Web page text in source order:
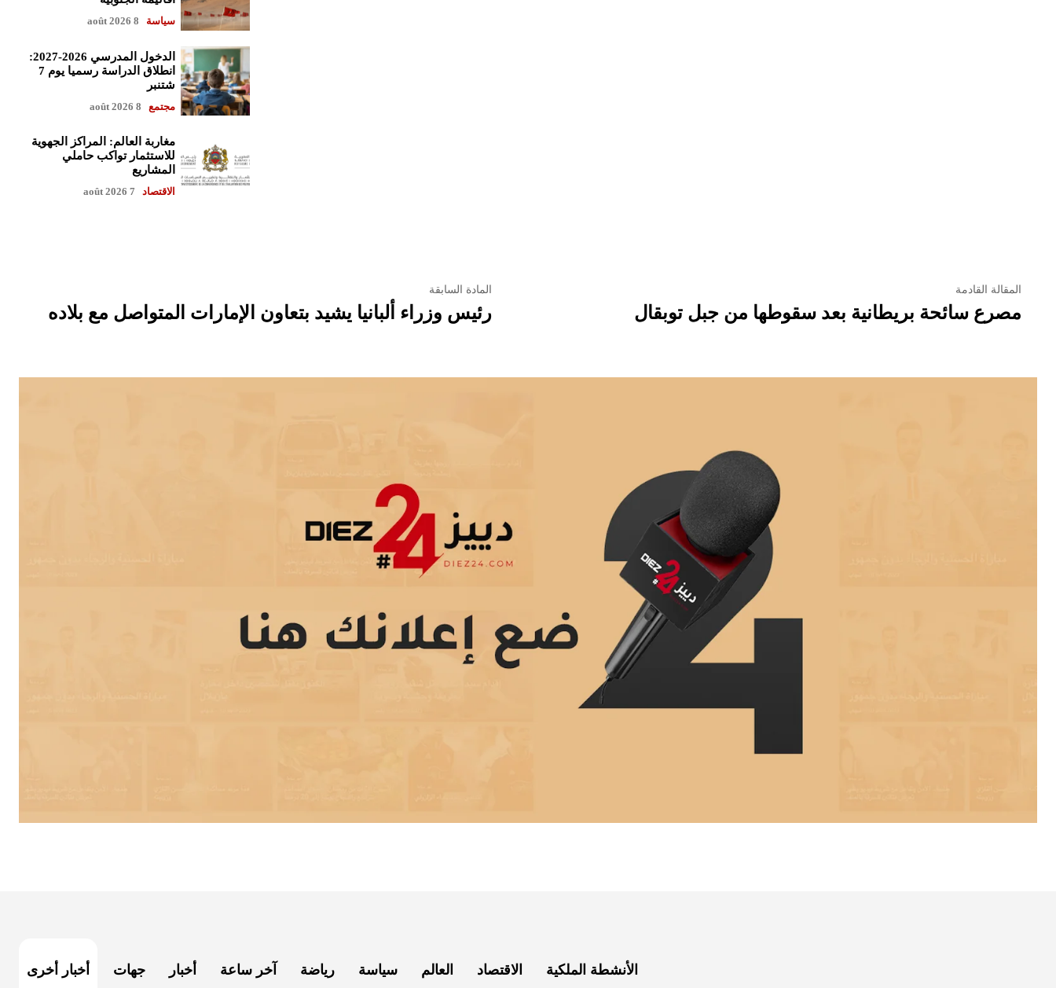
سياسة 8 août 2026
الدخول المدرسي 2026-2027:
انطلاق الدراسة رسميا يوم 7
شتنبر
مجتمع 8 août 2026
مغاربة العالم: المراكز الجهوية
للاستثمار تواكب حاملي
المشاريع
الاقتصاد 7 août 2026
المادة السابقة
رئيس وزراء ألبانيا يشيد بتعاون الإمارات المتواصل مع بلاده
المقالة القادمة
مصرع سائحة بريطانية بعد سقوطها من جبل توبقال
أخبار أخرى جهات أخبار آخر ساعة رياضة سياسة العالم الاقتصاد الأنشطة الملكية